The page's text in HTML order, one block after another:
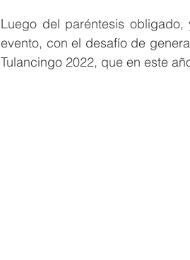
Luego del paréntesis
evento, con el desafío de
Tulancingo 2022, que en este